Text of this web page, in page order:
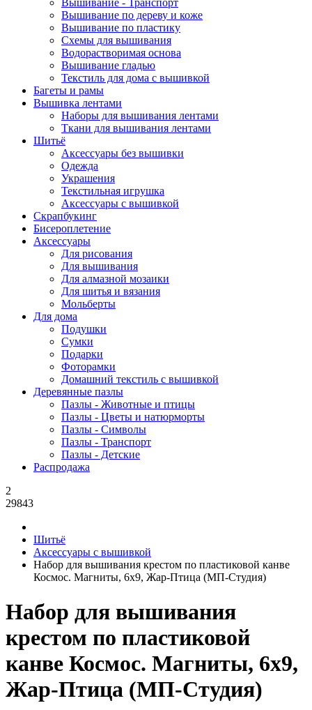
Вышивание - Транспорт
Вышивание по дереву и коже
Вышивание по пластику
Схемы для вышивания
Водорастворимая основа
Вышивание гладью
Текстиль для дома с вышивкой
Багеты и рамы
Вышивка лентами
Наборы для вышивания лентами
Ткани для вышивания лентами
Шитьё
Аксессуары без вышивки
Одежда
Украшения
Текстильная игрушка
Аксессуары с вышивкой
Скрапбукинг
Бисероплетение
Аксессуары
Для рисования
Для вышивания
Для алмазной мозаики
Для шитья и вязания
Мольберты
Для дома
Подушки
Сумки
Подарки
Фоторамки
Домашний текстиль с вышивкой
Деревянные пазлы
Пазлы - Животные и птицы
Пазлы - Цветы и натюрморты
Пазлы - Символы
Пазлы - Транспорт
Пазлы - Детские
Распродажа
2
29843
Шитьё
Аксессуары с вышивкой
Набор для вышивания крестом по пластиковой канве
Космос. Магниты, 6x9, Жар-Птица (МП-Студия)
Набор для вышивания
крестом по пластиковой
канве Космос. Магниты, 6x9,
Жар-Птица (МП-Студия)